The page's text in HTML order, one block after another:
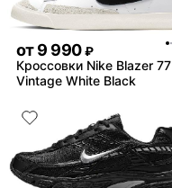
от9 990 ₽
Кроссовки Nike Blazer 77
Vintage White Black